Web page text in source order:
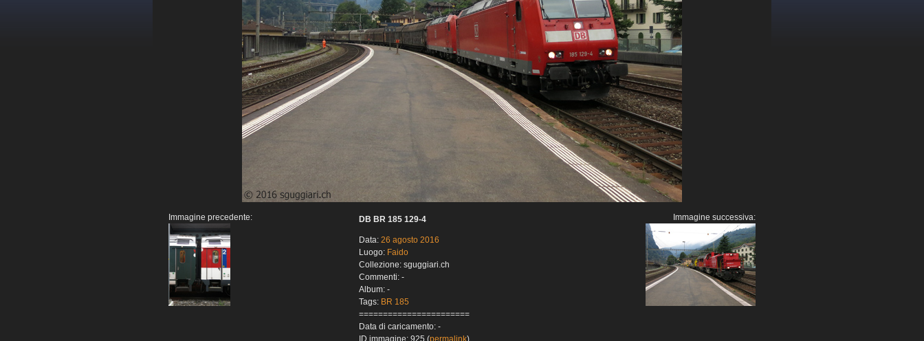
Immagine precedente: DB BR 185 129-4
Data: 26 agosto 2016
Luogo: Faido
Collezione: sguggiari.ch
Commenti: -
Album: -
Tags: BR 185
=======================
Data di caricamento: -
Immagine successiva: